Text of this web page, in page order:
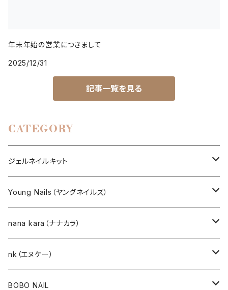
年末年始の営業につきまして
2025/12/31
記事一覧を見る
CATEGORY
ジェルネイルキット
選べるジェルネイルキット
ネイルアート作成キット
Young Nails（ヤングネイルズ）
BEST SELLERS（ベストセラー）
KITS（キット）
ACRYLIC（アクリル）
nana kara（ナナカラ）
GEL NAIL
nana kara [3g] （ナナカラ）
NAIL ART
nk（エヌケー）
GEL NAIL
BOBO NAIL